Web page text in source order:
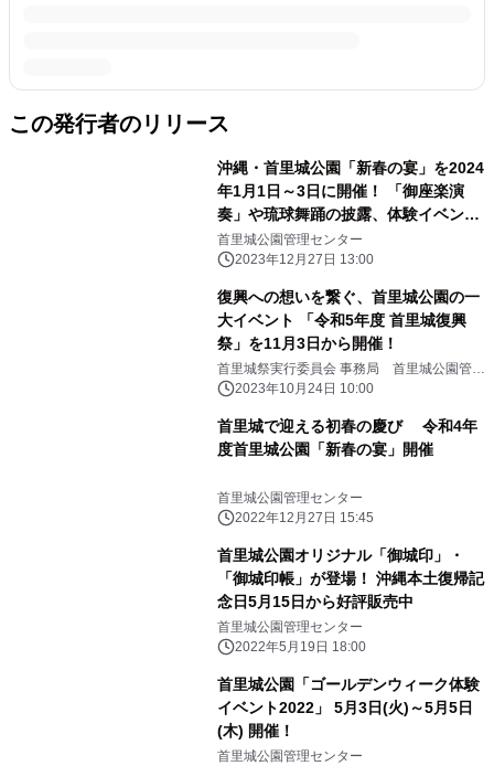
この発行者のリリース
沖縄・首里城公園「新春の宴」を2024
年1月1日～3日に開催！ 「御座楽演
奏」や琉球舞踊の披露、体験イベント
も実施
首里城公園管理センター
2023年12月27日 13:00
復興への想いを繋ぐ、首里城公園の一
大イベント 「令和5年度 首里城復興
祭」を11月3日から開催！
首里城祭実行委員会 事務局 首里城公園管理
センター
2023年10月24日 10:00
首里城で迎える初春の慶び 令和4年
度首里城公園「新春の宴」開催
首里城公園管理センター
2022年12月27日 15:45
首里城公園オリジナル「御城印」・
「御城印帳」が登場！ 沖縄本土復帰記
念日5月15日から好評販売中
首里城公園管理センター
2022年5月19日 18:00
首里城公園「ゴールデンウィーク体験
イベント2022」 5月3日(火)～5月5日
(木) 開催！
首里城公園管理センター